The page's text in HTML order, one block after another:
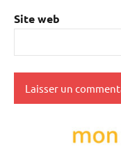
Site web